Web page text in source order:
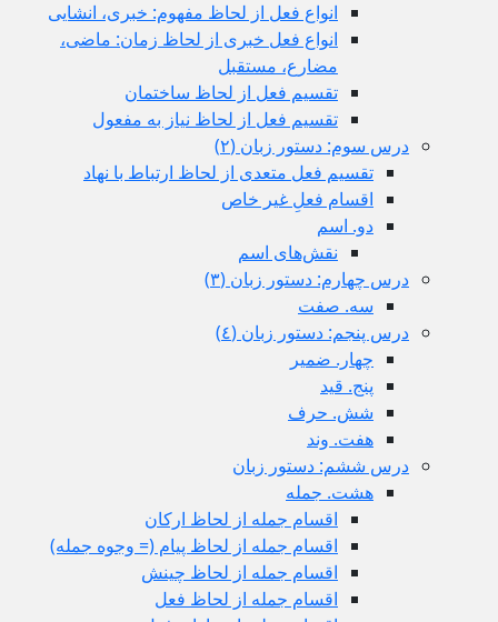
انواع فعل از لحاظ مفهوم: خبری، انشایی
انواع فعل خبری از لحاظ زمان: ماضی،
مضارع، مستقبل
تقسیم فعل از لحاظ ساختمان
تقسیم فعل از لحاظ نیاز به مفعول
درس سوم: دستور زبان (٢)
تقسیم فعل متعدی از لحاظ ارتباط با نهاد
اقسام فعلِ غیر خاص
دو. اسم
نقش‌های اسم
درس چهارم: دستور زبان (٣)
سه. صفت
درس پنجم: دستور زبان (٤)
چهار. ضمیر
پنج. قید
شش. حرف
هفت. وند
درس ششم: دستور زبان
هشت. جمله
اقسام جمله از لحاظ ارکان
اقسام جمله از لحاظ پیام (= وجوه جمله)
اقسام جمله از لحاظ چینش
اقسام جمله از لحاظ فعل